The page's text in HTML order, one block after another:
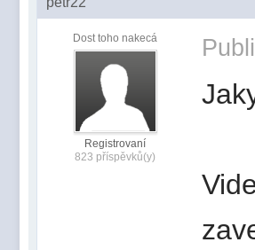
Dost toho nakecá
Registrovaní
823 příspěvků(y)